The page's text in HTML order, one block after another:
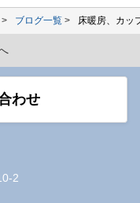
ブログ一覧 床暖房、カッ
わせ
2